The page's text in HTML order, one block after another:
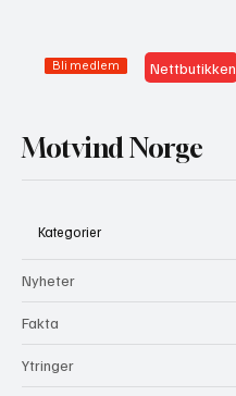
Bli medlem Nettbutikken
Motvind Norge
Kategorier
Nyheter
Fakta
Ytringer